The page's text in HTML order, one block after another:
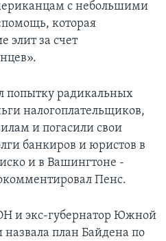
с небольшими
которая
элит за счет
попытку радикальных
налогоплательщиков,
и погасили свои
банкиров и юристов в
и в Вашингтоне -
Пенс.
и экс-губернатор Южной
план Байдена по